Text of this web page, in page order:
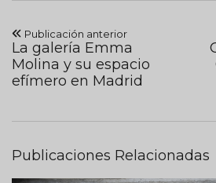
Publicación anterior
La galería Emma
Molina y su espacio
efímero en Madrid
Publicaciones Relacionadas